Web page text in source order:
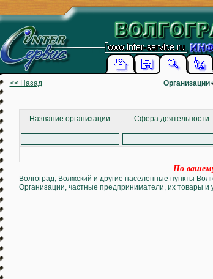
<< Назад Организации
Название организации Сфера деятельности
По
Волгоград, Волжский и другие населенные пункты
Организации, частные предприниматели, их товары и